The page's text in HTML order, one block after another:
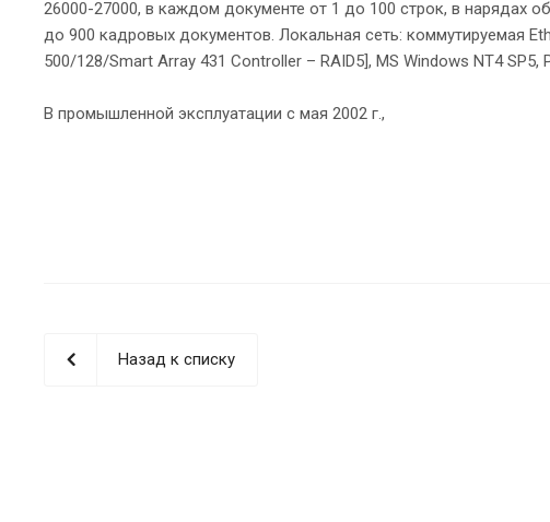
26000-27000, в каждом документе от 1 до 100 строк, в нарядах
до 900 кадровых документов. Локальная сеть: коммутируемая
500/128/Smart Array 431 Controller – RAID5], MS Windows NT4
В промышленной эксплуатации c мая 2002 г.,
Назад к списку